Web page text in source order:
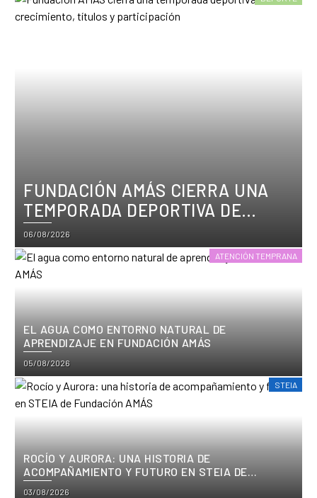
FUNDACIÓN AMÁS CIERRA UNA
TEMPORADA DEPORTIVA DE
CRECIMIENTO, TÍTULOS Y
PARTICIPACIÓN
Posted
on
06/08/2026
ATENCIÓN TEMPRANA
EL AGUA COMO ENTORNO NATURAL DE
APRENDIZAJE EN FUNDACIÓN AMÁS
Posted
on
05/08/2026
STEIA
ROCÍO Y AURORA: UNA HISTORIA DE
ACOMPAÑAMIENTO Y FUTURO EN STEIA DE
FUNDACIÓN AMÁS
Posted
03/08/2026